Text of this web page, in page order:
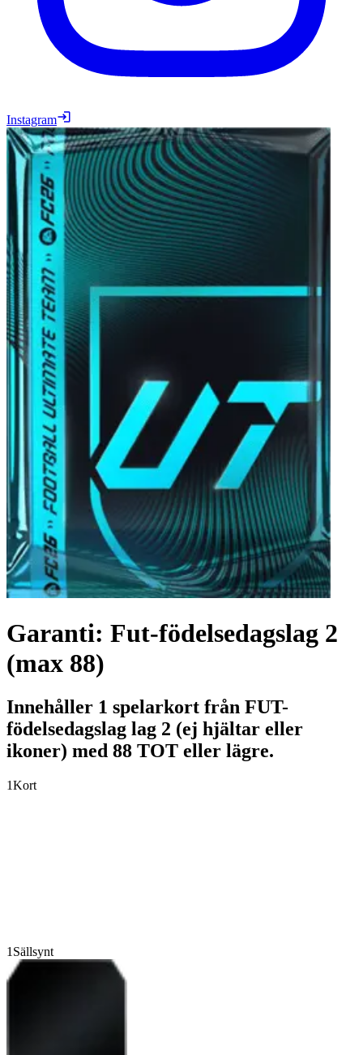
Instagram
Garanti: Fut-födelsedagslag 2
(max 88)
Innehåller 1 spelarkort från FUT-
födelsedagslag lag 2 (ej hjältar eller
ikoner) med 88 TOT eller lägre.
1Kort
1 Sällsynt